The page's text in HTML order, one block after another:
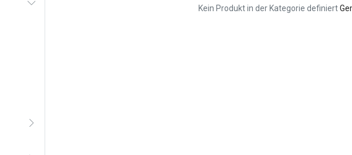
Kein Produkt in der Kategorie definiert